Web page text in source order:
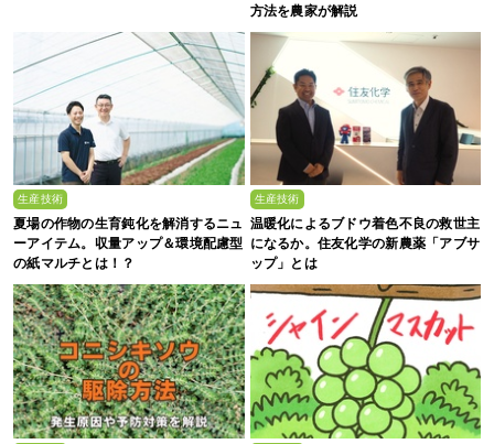
方法を農家が解説
生産技術
夏場の作物の生育鈍化を解消するニュ
ーアイテム。収量アップ＆環境配慮型
の紙マルチとは！？
生産技術
温暖化によるブドウ着色不良の救世主
になるか。住友化学の新農薬「アブサ
ップ」とは